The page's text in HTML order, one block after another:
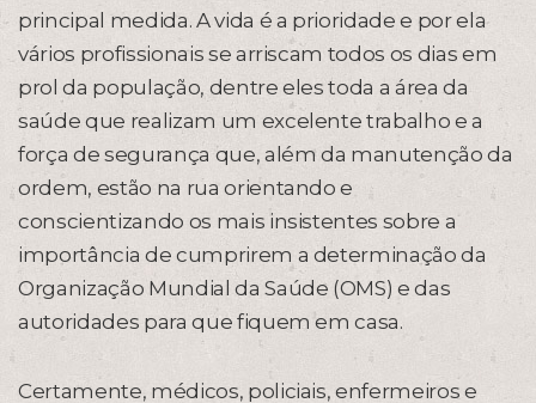
principal medida. A vida é a prioridade e por ela
vários profissionais se arriscam todos os dias em
prol da população, dentre eles toda a área da
saúde que realizam um excelente trabalho e a
força de segurança que, além da manutenção da
ordem, estão na rua orientando e
conscientizando os mais insistentes sobre a
importância de cumprirem a determinação da
Organização Mundial da Saúde (OMS) e das
autoridades para que fiquem em casa.
Certamente, médicos, policiais, enfermeiros e